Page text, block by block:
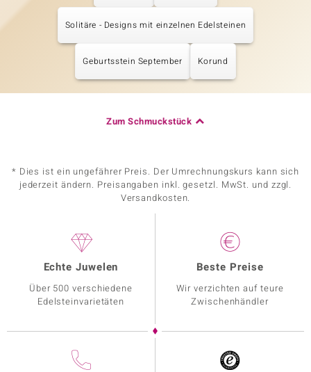
Solitäre - Designs mit einzelnen Edelsteinen
Geburtsstein September Korund
Zum Schmuckstück
* Dies ist ein ungefährer Preis. Der Umrechnungskurs kann sich
jederzeit ändern. Preisangaben inkl. gesetzl. MwSt. und zzgl.
Versandkosten.
Echte Juwelen
Über 500 verschiedene
Edelsteinvarietäten
Beste Preise
Wir verzichten auf teure
Zwischenhändler